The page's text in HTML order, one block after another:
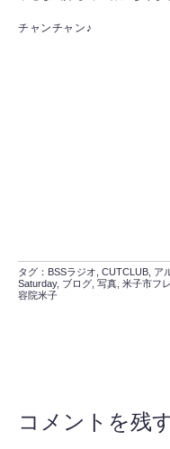
チャンチャン♪
タグ： BSSラジオ CUTCLUB ア
Saturday, ブログ 写真 米子市フ
容院米子
コメントを残